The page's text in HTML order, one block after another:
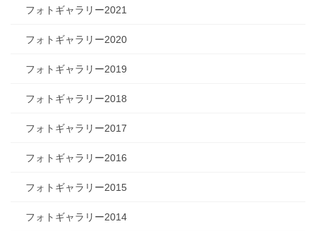
フォトギャラリー2021
フォトギャラリー2020
フォトギャラリー2019
フォトギャラリー2018
フォトギャラリー2017
フォトギャラリー2016
フォトギャラリー2015
フォトギャラリー2014